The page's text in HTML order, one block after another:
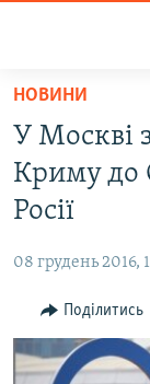
Перейти
основного
матеріалу
Перейти
до
основної
навігації
Перейти
до
пошуку
ВІДЕО ТА ФОТО
БЛОГИ
ПОГЛЯД
ІНТЕРВ'Ю
НОВИНИ
У Москві
Криму до
Росії
08 грудень 2016,
Поділитись